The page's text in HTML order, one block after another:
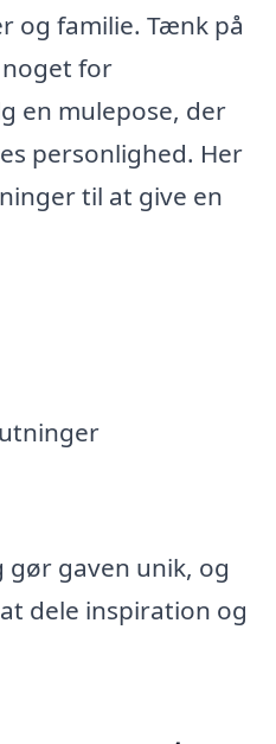
og familie. Tænk på
for
en mulepose, der
personlighed. Her
til at give en
gaven unik, og
dele inspiration og